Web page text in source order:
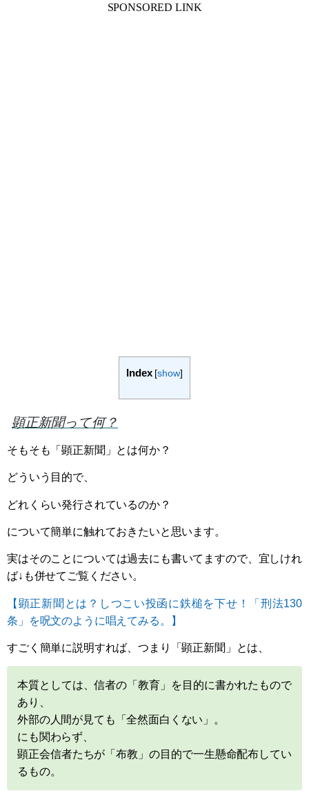
SPONSORED LINK
Index [show]
顕正新聞って何？
そもそも「顕正新聞」とは何か？
どういう目的で、
どれくらい発行されているのか？
について簡単に触れておきたいと思います。
実はそのことについては過去にも書いてますので、宜しけれ
ば↓も併せてご覧ください。
【顕正新聞とは？しつこい投函に鉄槌を下せ！「刑法130
条」を呪文のように唱えてみる。】
すごく簡単に説明すれば、つまり「顕正新聞」とは、
本質としては、信者の「教育」を目的に書かれたもので
あり、
外部の人間が見ても「全然面白くない」。
にも関わらず、
顕正会信者たちが「布教」の目的で一生懸命配布してい
るもの。